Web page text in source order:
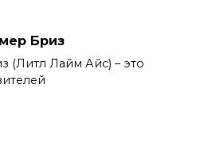
Бриз
(Литл Лайм Айс) – это